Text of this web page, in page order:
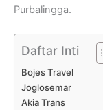
Purbalingga.
Daftar Inti
Bojes Travel
Joglosemar
Akia Trans